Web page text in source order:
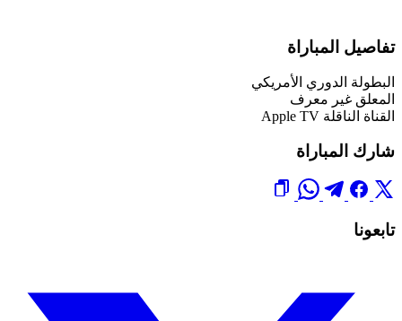
تفاصيل المباراة
البطولة الدوري الأمريكي
المعلق غير معرف
القناة الناقلة Apple TV
شارك المباراة
تابعونا